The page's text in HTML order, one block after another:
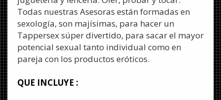
Todas nuestras Asesoras están formadas en
sexología, son majísimas, para hacer un
Tappersex súper divertido, para sacar el mayor
potencial sexual tanto individual como en
pareja con los productos eróticos.
QUE INCLUYE :